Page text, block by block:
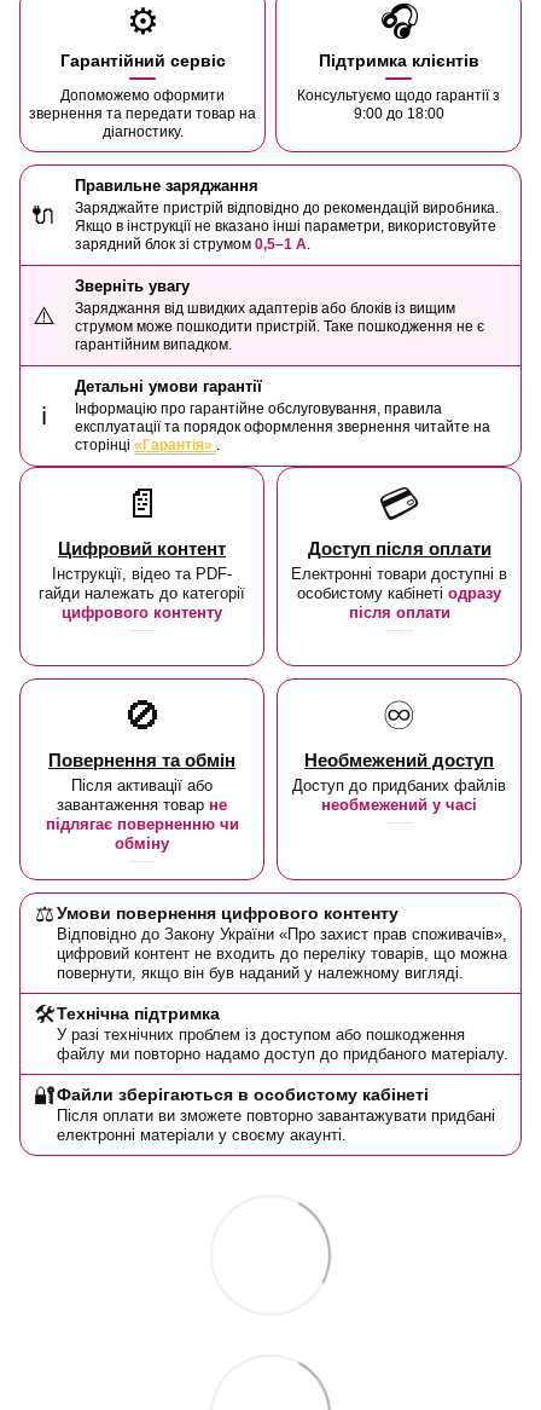
⚙️
Гарантійний сервіс
Допоможемо оформити
звернення та передати товар на
діагностику.
🎧
Підтримка клієнтів
Консультуємо щодо гарантії з
9:00 до 18:00
🔌
Правильне заряджання
Заряджайте пристрій відповідно до рекомендацій виробника.
Якщо в інструкції не вказано інші параметри, використовуйте
зарядний блок зі струмом 0,5–1 А
⚠️
Зверніть увагу
Заряджання від швидких адаптерів або блоків із вищим
струмом може пошкодити пристрій. Таке пошкодження не є
гарантійним випадком.
ℹ️
Детальні умови гарантії
Інформацію про гарантійне обслуговування, правила
експлуатації та порядок оформлення звернення читайте на
сторінці «Гарантія»
📄
Цифровий контент
Інструкції, відео та PDF-
гайди належать до категорії
цифрового контенту
💳
Доступ після оплати
Електронні товари доступні в
особистому кабінеті одразу
після оплати
🚫
Повернення та обмін
Після активації або
завантаження товар не
підлягає поверненню чи
обміну
♾️
Необмежений доступ
Доступ до придбаних файлів
необмежений у часі
⚖️Умови повернення цифрового контенту
Відповідно до Закону України «Про захист прав споживачів»,
цифровий контент не входить до переліку товарів, що можна
повернути, якщо він був наданий у належному вигляді.
🛠️Технічна підтримка
У разі технічних проблем із доступом або пошкодження
файлу ми повторно надамо доступ до придбаного матеріалу.
🔐Файли зберігаються в особистому кабінеті
Після оплати ви зможете повторно завантажувати придбані
електронні матеріали у своєму акаунті.